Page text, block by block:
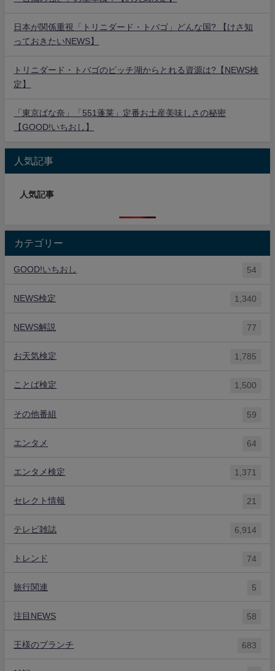
日本が関係重視「トリニダード・トバゴ」どんな国? 【けさ知
っておきたいNEWS】
トリニダード・トバゴのピッチ湖からとれる資源は?【NEWS検
定】
「東京ばな奈」「551蓬莱」定番お土産美味しさの秘密
【GOOD!いちおし】
人気記事
人気記事
カテゴリー
GOOD!いちおし 54
NEWS検定 1,340
NEWS解説 77
お天気検定 1,785
ことば検定 1,500
その他番組 59
エンタメ 64
エンタメ検定 1,371
セレクト情報 21
テレビ雑誌 6,914
トレンド 74
旅行関連 5
注目NEWS 58
王様のブランチ 683